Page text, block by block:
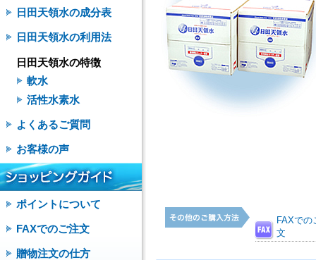
FAXでの
文
日田天領水の成分表
日田天領水の利用法
日田天領水の特徴
軟水
活性水素水
よくあるご質問
お客様の声
ポイントについて
FAXでのご注文
贈物注文の仕方